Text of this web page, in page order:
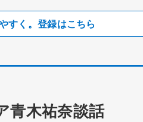
すく。登録はこちら
木祐奈談話